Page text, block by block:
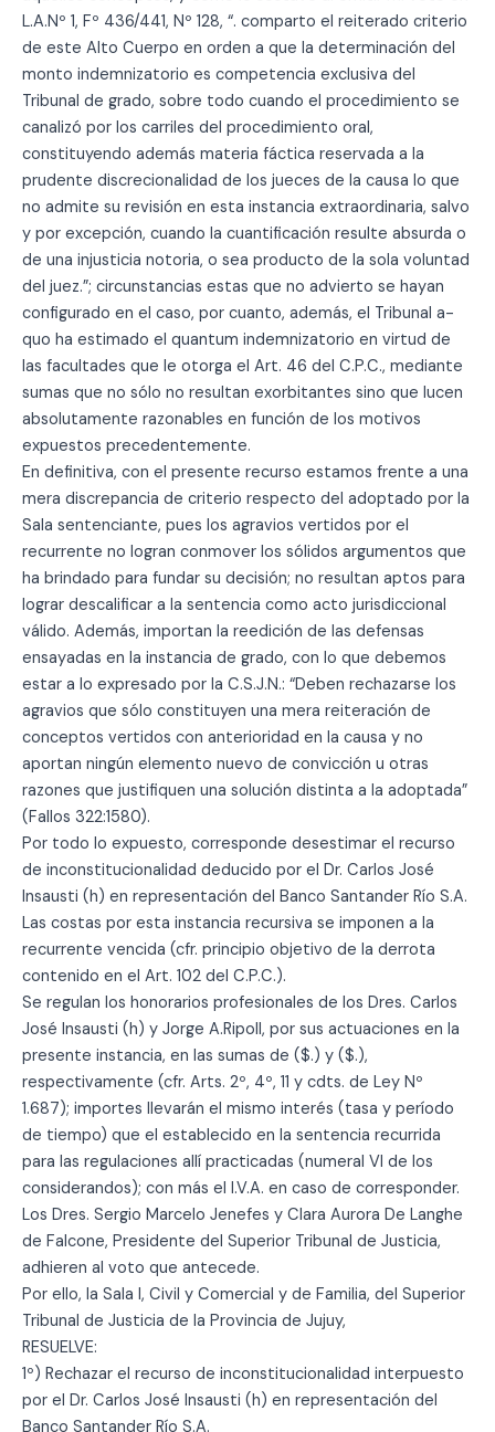
L.A.Nº 1, Fº 436/441, Nº 128, “. comparto el reiterado criterio
de este Alto Cuerpo en orden a que la determinación del
monto indemnizatorio es competencia exclusiva del
Tribunal de grado, sobre todo cuando el procedimiento se
canalizó por los carriles del procedimiento oral,
constituyendo además materia fáctica reservada a la
prudente discrecionalidad de los jueces de la causa lo que
no admite su revisión en esta instancia extraordinaria, salvo
y por excepción, cuando la cuantificación resulte absurda o
de una injusticia notoria, o sea producto de la sola voluntad
del juez.”; circunstancias estas que no advierto se hayan
configurado en el caso, por cuanto, además, el Tribunal a-
quo ha estimado el quantum indemnizatorio en virtud de
las facultades que le otorga el Art. 46 del C.P.C., mediante
sumas que no sólo no resultan exorbitantes sino que lucen
absolutamente razonables en función de los motivos
expuestos precedentemente.
En definitiva, con el presente recurso estamos frente a una
mera discrepancia de criterio respecto del adoptado por la
Sala sentenciante, pues los agravios vertidos por el
recurrente no logran conmover los sólidos argumentos que
ha brindado para fundar su decisión; no resultan aptos para
lograr descalificar a la sentencia como acto jurisdiccional
válido. Además, importan la reedición de las defensas
ensayadas en la instancia de grado, con lo que debemos
estar a lo expresado por la C.S.J.N.: “Deben rechazarse los
agravios que sólo constituyen una mera reiteración de
conceptos vertidos con anterioridad en la causa y no
aportan ningún elemento nuevo de convicción u otras
razones que justifiquen una solución distinta a la adoptada”
(Fallos 322:1580).
Por todo lo expuesto, corresponde desestimar el recurso
de inconstitucionalidad deducido por el Dr. Carlos José
Insausti (h) en representación del Banco Santander Río S.A.
Las costas por esta instancia recursiva se imponen a la
recurrente vencida (cfr. principio objetivo de la derrota
contenido en el Art. 102 del C.P.C.).
Se regulan los honorarios profesionales de los Dres. Carlos
José Insausti (h) y Jorge A.Ripoll, por sus actuaciones en la
presente instancia, en las sumas de ($.) y ($.),
respectivamente (cfr. Arts. 2º, 4º, 11 y cdts. de Ley Nº
1.687); importes llevarán el mismo interés (tasa y período
de tiempo) que el establecido en la sentencia recurrida
para las regulaciones allí practicadas (numeral VI de los
considerandos); con más el I.V.A. en caso de corresponder.
Los Dres. Sergio Marcelo Jenefes y Clara Aurora De Langhe
de Falcone, Presidente del Superior Tribunal de Justicia,
adhieren al voto que antecede.
Por ello, la Sala I, Civil y Comercial y de Familia, del Superior
Tribunal de Justicia de la Provincia de Jujuy,
RESUELVE:
1º) Rechazar el recurso de inconstitucionalidad interpuesto
por el Dr. Carlos José Insausti (h) en representación del
Banco Santander Río S.A.